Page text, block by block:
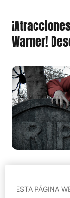
Warner!
puedes dejar
ESTA PÁGINA